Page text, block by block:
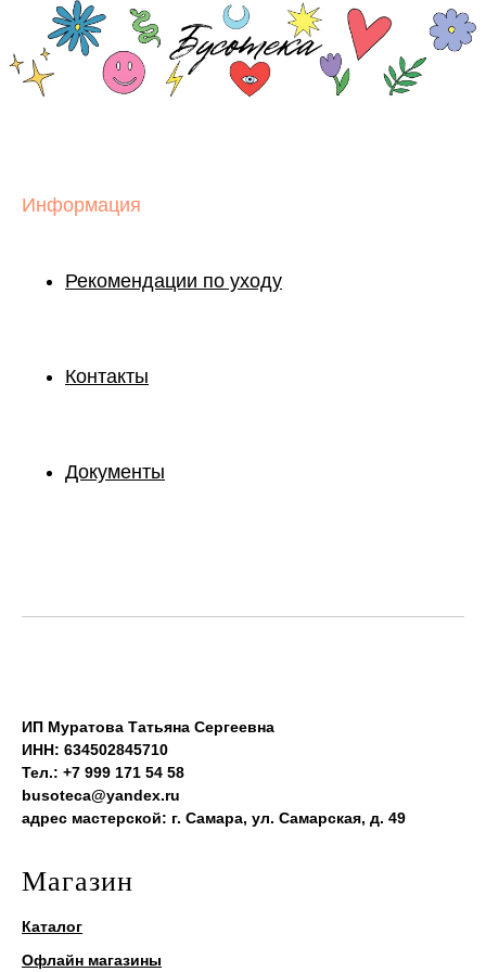
Информация
Рекомендации по уходу
Контакты
Документы
ИП Муратова Татьяна Сергеевна
ИНН: 634502845710
Тел.: +7 999 171 54 58
busoteca@yandex.ru
адрес мастерской: г. Самара, ул. Самарская, д. 49
Магазин
Каталог
Офлайн магазины